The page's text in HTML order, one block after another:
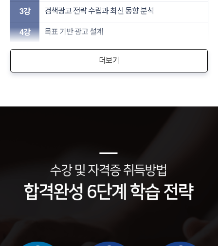
3강 검색광고 전략 수립과 최신 동향 분석
4강 목표 기반 광고 설계
더보기